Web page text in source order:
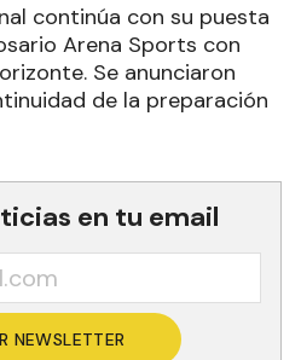
continúa con su puesta
Arena Sports con
Se anunciaron
de la preparación
en tu email
NEWSLETTER